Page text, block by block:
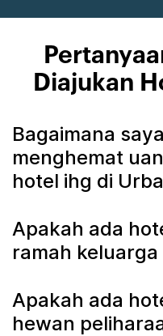
Diajukan
Bagaimana
menghemat
hotel ihg di
Apakah ada
ramah
Apakah ada
hewan